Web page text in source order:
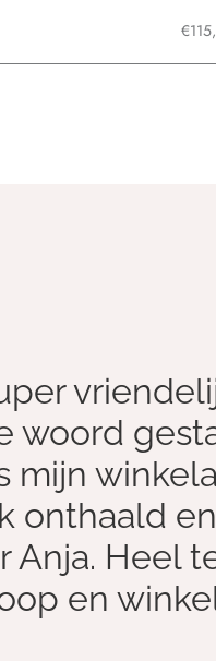
woord
mijn
onthaald
Anja. Heel
en